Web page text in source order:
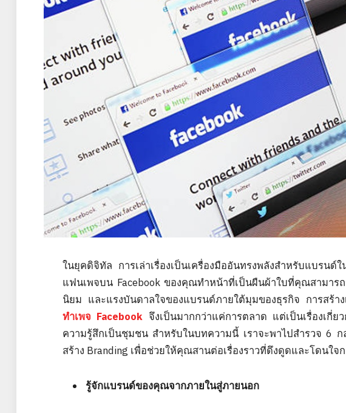
ในยุคดิจิทัล การเล่าเรื่องเป็นเครื่องมืออันทรงพลังสำหรับแบรนด์
แฟนเพจบน Facebook ของคุณทำหน้าที่เป็นผืนผ้าใบที่คุณสามาร
นิยม และแรงบันดาลใจของแบรนด์ภายใต้มุมของธุรกิจ การสร้า
ทำเพจ Facebook จึงเป็นมากกว่าแค่การตลาด แต่เป็นเรื่องเกี่ย
ความรู้สึกเป็นชุมชน สำหรับในบทความนี้ เราจะพาไปสำรวจ 6 ก
สร้าง Branding เพื่อช่วยให้คุณสานต่อเรื่องราวที่ดึงดูดและโดนใจ
รู้จักแบรนด์ของคุณจากภายในสู่ภายนอก